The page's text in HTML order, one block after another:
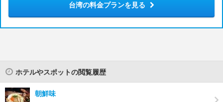
台湾の料金プランを見る
ホテルやスポットの閲覧履歴
朝鮮味